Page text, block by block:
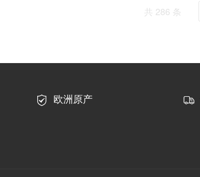
共 286 条
欧洲原产